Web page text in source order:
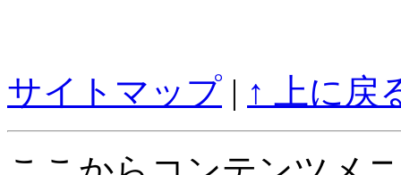
サイトマップ | ↑ 上に戻